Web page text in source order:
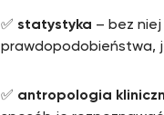
✅ statystyka – bez
prawdopodobieństwa,
✅ antropologia